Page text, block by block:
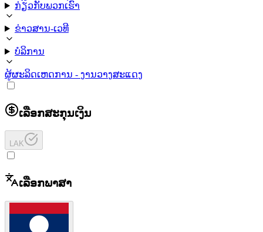
ກ່ຽວກັບພວກເຮົາ
ຂ່າວສານ-ເວທີ
ບໍລິການ
ຜູ້ຜະລິດເຫດການ - ງານວາງສະແດງ
ເລືອກສະກຸນເງິນ
LAK
ເລືອກພາສາ